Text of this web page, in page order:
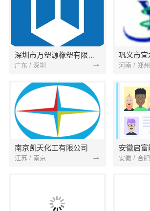
深圳市万塑源橡塑有限公司
广东 / 深圳 河南 / 郑州
南京凯天化工有限公司
江苏 / 南京 安徽 / 合肥